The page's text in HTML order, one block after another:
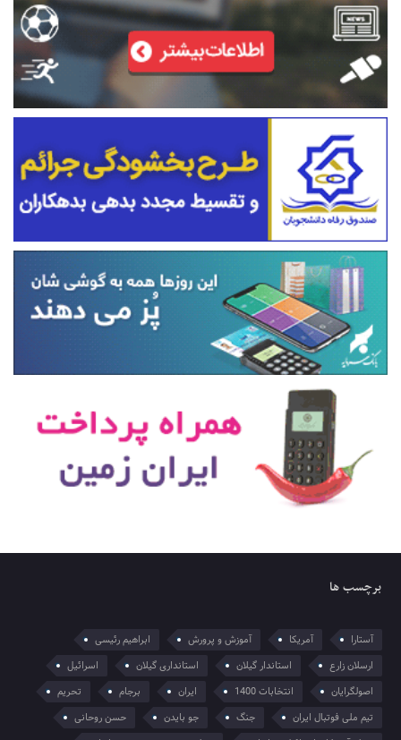
برچسب ها
آستارا آمریکا آموزش و پرورش
ابراهیم رئیسی
ارسلان زارع
استاندار گیلان استانداری گیلان
اسرائیل
اصولگرایان
انتخابات 1400 ایران برجام
تحریم
تیم ملی فوتبال ایران
جنگ جو بایدن
حسن روحانی